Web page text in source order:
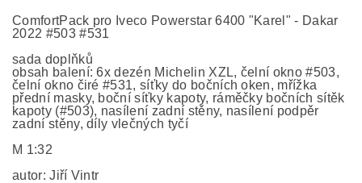
ComfortPack pro Iveco Powerstar 6400 "Karel" - Dakar
2022 #503 #531
sada doplňků
obsah balení: 6x dezén Michelin XZL, čelní okno #503,
čelní okno čiré #531, síťky do bočních oken, mřížka
přední masky, boční síťky kapoty, ráměčky bočních sítěk
kapoty (#503), nasílení zadní stěny, nasílení podpěr
zadní stěny, díly vlečných tyčí
M 1:32
autor: Jiří Vintr